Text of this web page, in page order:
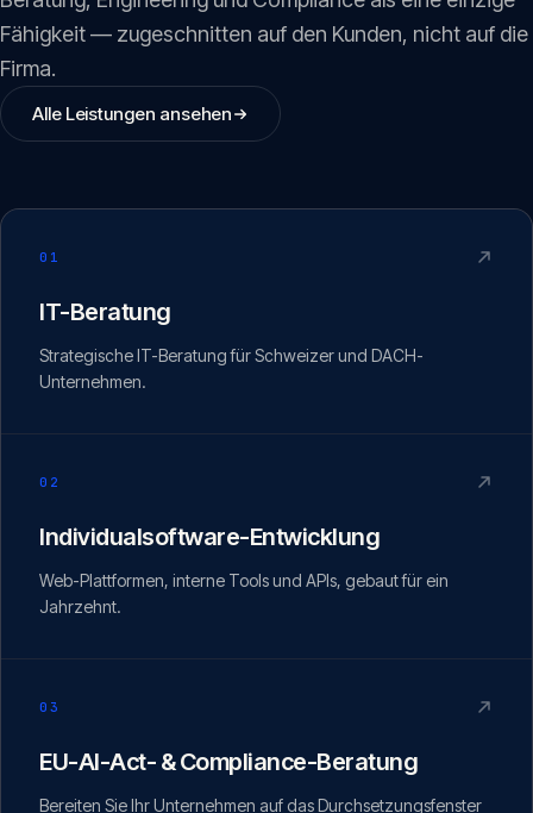
Fähigkeit — zugeschnitten auf den Kunden, nicht auf die
Firma.
Alle Leistungen ansehen
01
IT-Beratung
Strategische IT-Beratung für Schweizer und DACH-
Unternehmen.
02
Individualsoftware-Entwicklung
Web-Plattformen, interne Tools und APIs, gebaut für ein
Jahrzehnt.
03
EU-AI-Act- & Compliance-Beratung
Bereiten Sie Ihr Unternehmen auf das Durchsetzungsfenster